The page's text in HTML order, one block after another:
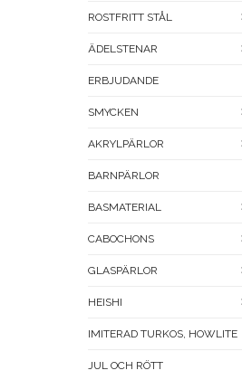
ROSTFRITT STÅL
ÄDELSTENAR
ERBJUDANDE
SMYCKEN
AKRYLPÄRLOR
BARNPÄRLOR
BASMATERIAL
CABOCHONS
GLASPÄRLOR
HEISHI
IMITERAD TURKOS, HOWLITE
JUL OCH RÖTT